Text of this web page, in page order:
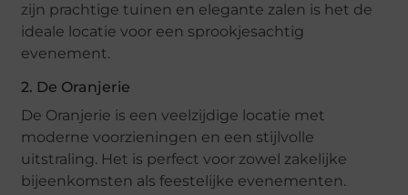
zijn prachtige tuinen en elegante zalen is het de
ideale locatie voor een sprookjesachtig
evenement.
2. De Oranjerie
De Oranjerie is een veelzijdige locatie met
moderne voorzieningen en een stijlvolle
uitstraling. Het is perfect voor zowel zakelijke
bijeenkomsten als feestelijke evenementen.